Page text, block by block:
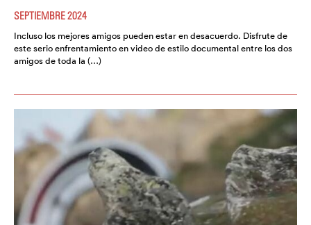
SEPTIEMBRE 2024
Incluso los mejores amigos pueden estar en desacuerdo. Disfrute de
este serio enfrentamiento en video de estilo documental entre los dos
amigos de toda la (…)